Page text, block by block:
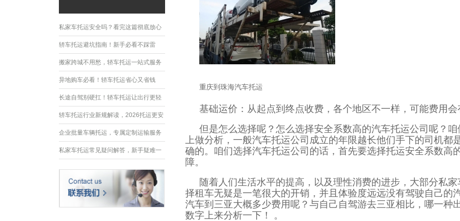
私家车托运安全吗？看完这篇彻底放心
轿车托运避坑指南！新手必看不踩雷
搬家跨城不用愁，轿车托运一站式服务
异地购车必看！轿车托运省心又省钱
长途自驾别硬扛！轿车托运让出行更轻
松
轿车托运行业新规解读，2026托运更安
全规范
企业批量车辆托运，专属定制运输服务
优势
私家车托运常见疑问解答，新手疑难一
重庆到珠海汽车托运
基础运价：从起点到终点收费，各个地区不一样，可能费用会
但是怎么选择呢？怎么选择安全系数高的汽车托运公司呢？
上做分析，一般汽车托运公司成立的年限越长他们手下的司机都
确的。咱们选择汽车托运公司的话，首先要选择托运安全系数高
障。
随着人们生活水平的提高，以及理性消费的进步，大部分私
择租车无疑是一笔很大的开销，并且体验度远远没有驾驶自己的
汽车到三亚大概多少费用呢？与自己自驾游去三亚相比，哪一种
数字上来分析一下！ 。